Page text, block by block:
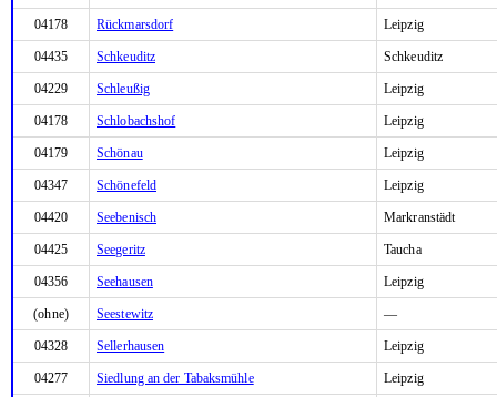
04178 Rückmarsdorf Leipzig
04435 Schkeuditz Schkeuditz
04229 Schleußig Leipzig
04178 Schlobachshof Leipzig
04179 Schönau Leipzig
04347 Schönefeld Leipzig
04420 Seebenisch Markranstädt
04425 Seegeritz Taucha
04356 Seehausen Leipzig
(ohne) Seestewitz —
04328 Sellerhausen Leipzig
04277 Siedlung an der Tabaksmühle Leipzig